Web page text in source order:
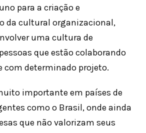
para a criação e
da cultural organizacional,
uma cultura de
que estão colaborando
com determinado projeto.
importante em países de
como o Brasil, onde ainda
que não valorizam seus